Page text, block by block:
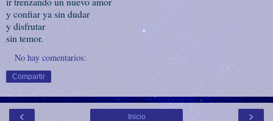
y confiar ya sin dudar
y disfrutar
sin temor.
No hay comentarios:
Compartir
‹ ›
Inicio